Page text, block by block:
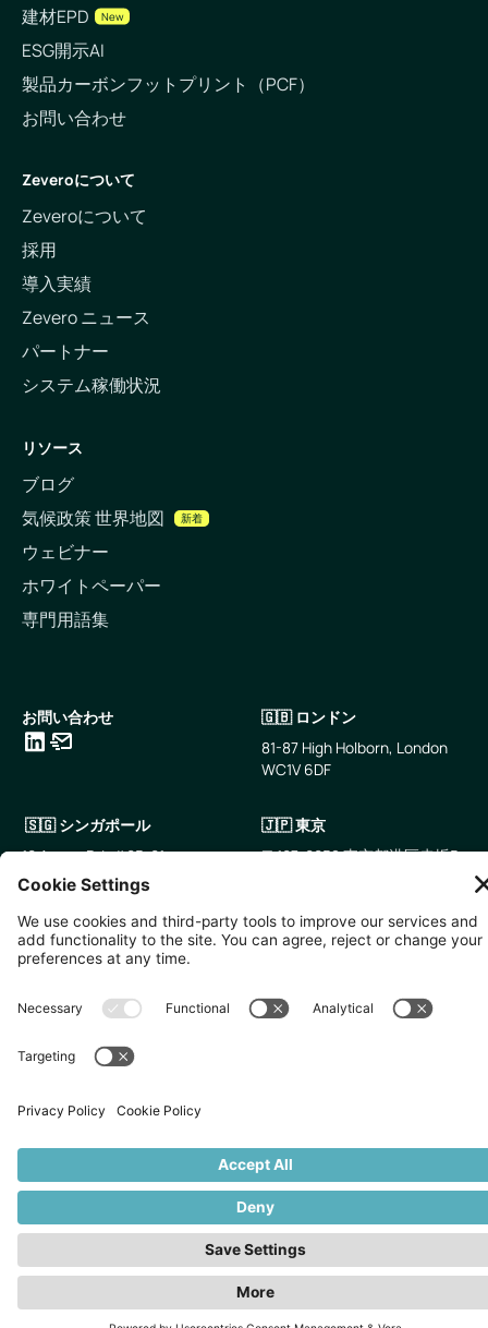
建材EPD
New
ESG開示AI
製品カーボンフットプリント（PCF）
お問い合わせ
Zeveroについて
Zeveroについて
採用
導入実績
Zevero ニュース
パートナー
システム稼働状況
リソース
ブログ
気候政策 世界地図
新着
ウェビナー
ホワイトペーパー
専門用語集
お問い合わせ
🇬🇧 ロンドン
81-87 High Holborn, London
WC1V 6DF
🇸🇬 シンガポール
10 Anson Rd, #05-01,
International Plaza Singapore
🇯🇵 東京
〒107-0052 東京都港区赤坂5
無断複写・転載を禁じます。2026Zevero. All rights reserved.
プライバシーポリシー
クッキーの設定